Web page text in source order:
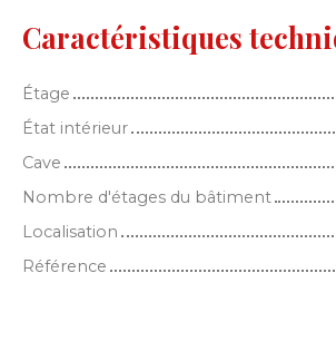
Caractéristiques
Étage
État intérieur
Cave
Nombre d'étages du bâtiment
Localisation
Référence